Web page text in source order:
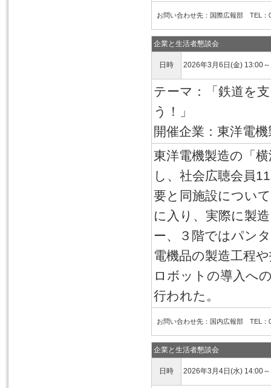
お問い合わせ先：国際広報部 TEL：
企業と生活者懇談会
日時 2026年3月6日(金) 13:00
テーマ：「鉄道を
う！」
開催企業：東洋電
東洋電機製造の「
し、社会広聴会員
要と同施設につい
に入り、実際に製
ー、３階ではパン
電機品の製造工程
ロボットの導入へ
行われた。
お問い合わせ先：国内広報部 TEL：
企業と生活者懇談会
日時 2026年3月4日(水) 14:00